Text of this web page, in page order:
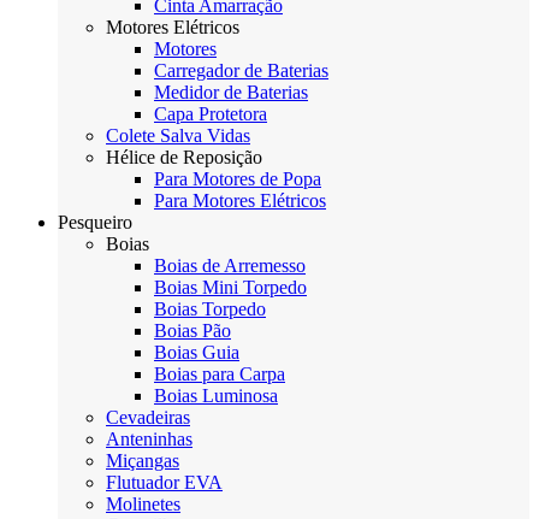
Cinta Amarração
Motores Elétricos
Motores
Carregador de Baterias
Medidor de Baterias
Capa Protetora
Colete Salva Vidas
Hélice de Reposição
Para Motores de Popa
Para Motores Elétricos
Pesqueiro
Boias
Boias de Arremesso
Boias Mini Torpedo
Boias Torpedo
Boias Pão
Boias Guia
Boias para Carpa
Boias Luminosa
Cevadeiras
Anteninhas
Miçangas
Flutuador EVA
Molinetes